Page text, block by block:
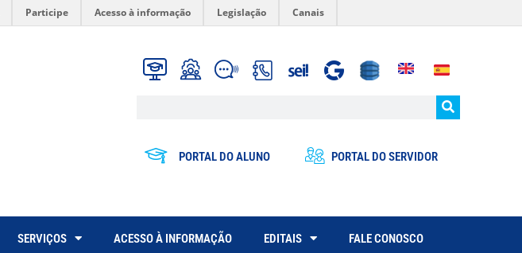
Participe Acesso à informação Legislação Canais
PORTAL DO ALUNO PORTAL DO SERVIDOR
SERVIÇOS ACESSO À INFORMAÇÃO EDITAIS FALE CONOSCO